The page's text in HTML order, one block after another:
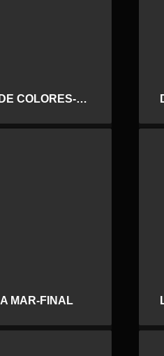
UN SUEÑO DE COLORES-FINAL
MAR-FINAL